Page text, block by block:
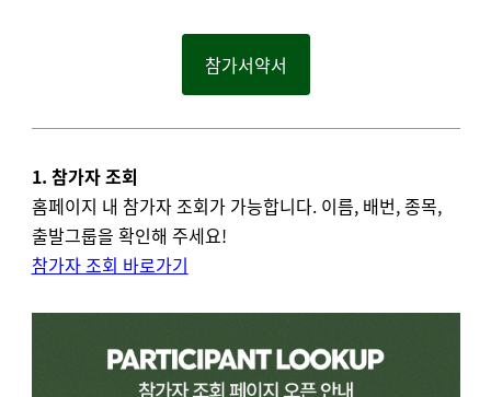
참가서약서
1. 참가자 조회
홈페이지 내 참가자 조회가 가능합니다. 이름, 배번, 종목,
출발그룹을 확인해 주세요!
참가자 조회 바로가기